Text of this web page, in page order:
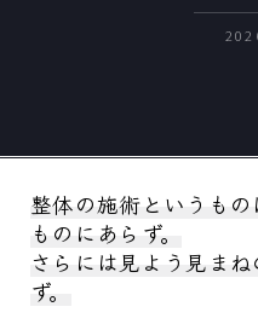
整体の施術というも
ものにあらず。
さらには見よう見ま
ず。